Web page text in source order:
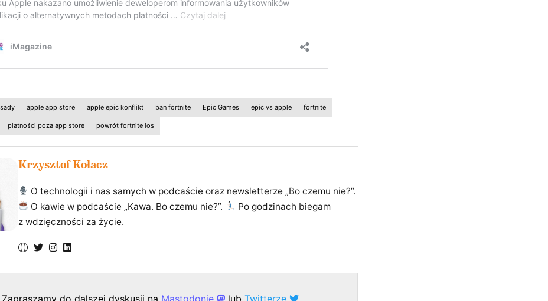
apple app store apple epic konflikt ban fortnite Epic Games epic vs apple fortnite
płatności poza app store powrót fortnite ios
Krzysztof Kołacz
O technologii i nas samych w podcaście oraz newsletterze „Bo czemu nie?”.
O kawie w podcaście „Kawa. Bo czemu nie?”.
Po godzinach biegam
z wdzięczności za życie.
Zapraszamy do dalszej dyskusji na Mastodonie lub Twitterze .